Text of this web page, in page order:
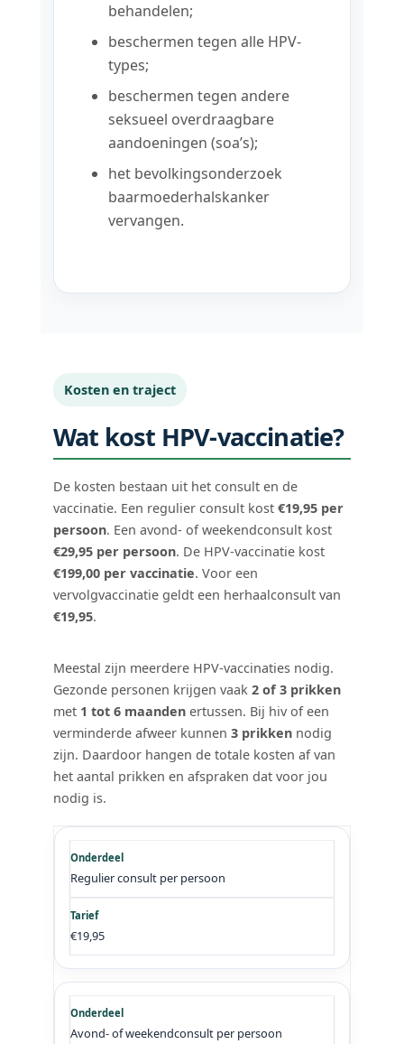
behandelen;
beschermen tegen alle HPV-
types;
beschermen tegen andere
seksueel overdraagbare
aandoeningen (soa’s);
het bevolkingsonderzoek
baarmoederhalskanker
vervangen.
Kosten en traject
Wat kost HPV-vaccinatie?
De kosten bestaan uit het consult en de
vaccinatie. Een regulier consult kost€19,95 per
persoon. Een avond- of weekendconsult kost
€29,95 per persoon. De HPV-vaccinatie kost
€199,00 per vaccinatie. Voor een
vervolgvaccinatie geldt een herhaalconsult van
€19,95.
Meestal zijn meerdere HPV-vaccinaties nodig.
Gezonde personen krijgen vaak2 of 3 prikken
met 1 tot 6 maanden ertussen. Bij hiv of een
verminderde afweer kunnen3 prikken nodig
zijn. Daardoor hangen de totale kosten af van
het aantal prikken en afspraken dat voor jou
nodig is.
Regulier consult per persoon
€19,95
Avond- of weekendconsult per persoon